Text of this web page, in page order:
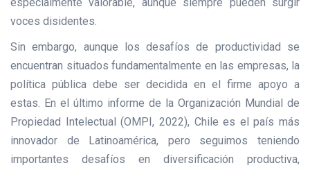
voces disidentes.
Sin embargo, aunque los desafíos de productividad se
encuentran situados fundamentalmente en las empresas, la
política pública debe ser decidida en el firme apoyo a
estas. En el último informe de la Organización Mundial de
Propiedad Intelectual (OMPI, 2022), Chile es el país más
innovador de Latinoamérica, pero seguimos teniendo
importantes desafíos en diversificación productiva,